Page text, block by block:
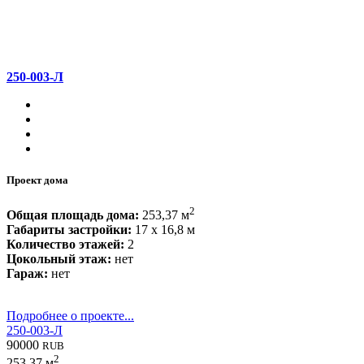
250-003-Л
Проект дома
Общая площадь дома: 253,37 м2
Габариты застройки: 17 x 16,8 м
Количество этажей: 2
Цокольный этаж: нет
Гараж: нет
Подробнее о проекте...
250-003-Л
90000 RUB
2